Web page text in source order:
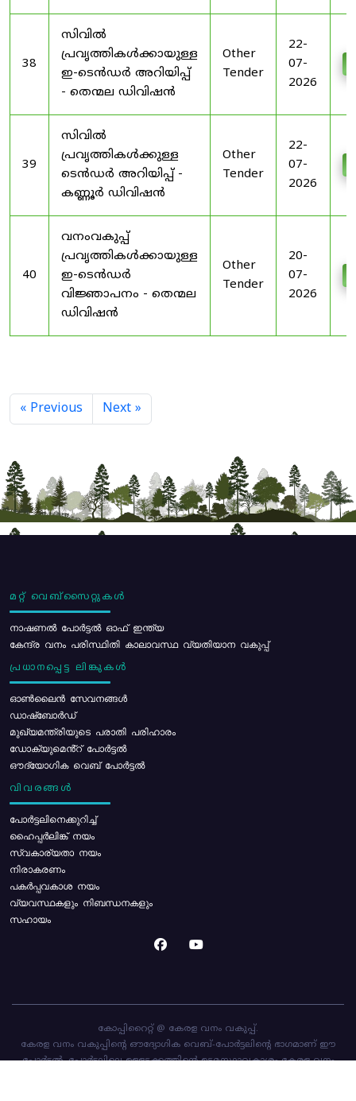
38
സിവിൽ
പ്രവൃത്തികൾക്കായുള്ള
ഇ-ടെൻഡർ അറിയിപ്പ്
- തെന്മല ഡിവിഷൻ
Other
Tender
22-
07-
2026
39
സിവിൽ
പ്രവൃത്തികൾക്കുള്ള
ടെൻഡർ അറിയിപ്പ് -
കണ്ണൂർ ഡിവിഷൻ
Other
Tender
22-
07-
2026
40
വനംവകുപ്പ്
പ്രവൃത്തികൾക്കായുള്ള
ഇ-ടെൻഡർ
വിജ്ഞാപനം - തെന്മല
ഡിവിഷൻ
Other
Tender
20-
07-
2026
« Previous Next »
മറ്റ് വെബ്സൈറ്റുകൾ
നാഷണൽ പോർട്ടൽ ഓഫ് ഇന്ത്യ
കേന്ദ്ര വനം പരിസ്ഥിതി കാലാവസ്ഥ വ്യതിയാന വകുപ്പ്
പ്രധാനപ്പെട്ട ലിങ്കുകൾ
ഓൺലൈൻ സേവനങ്ങൾ
ഡാഷ്ബോർഡ്
മുഖ്യമന്ത്രിയുടെ പരാതി പരിഹാരം
ഡോക്യുമെൻ്റ് പോർട്ടൽ
ഔദ്യോഗിക വെബ് പോർട്ടൽ
വിവരങ്ങൾ
പോര്‍ട്ടലിനെക്കുറിച്ച്
ഹൈപ്പർലിങ്ക് നയം
സ്വകാര്യതാ നയം
നിരാകരണം
പകർപ്പവകാശ നയം
വ്യവസ്ഥകളും നിബന്ധനകളും
സഹായം
കോപ്പിറൈറ്റ് @ കേരള വനം വകുപ്പ്.
കേരള വനം വകുപ്പിന്റെ ഔദ്യോഗിക വെബ്-പോർട്ടലിന്റെ ഭാഗമാണ് ഈ
പോർട്ടൽ. പോർട്ടലിലെ ഉള്ളടക്കത്തിന്റെ ഉടമസ്ഥാവകാശം കേരള വനം